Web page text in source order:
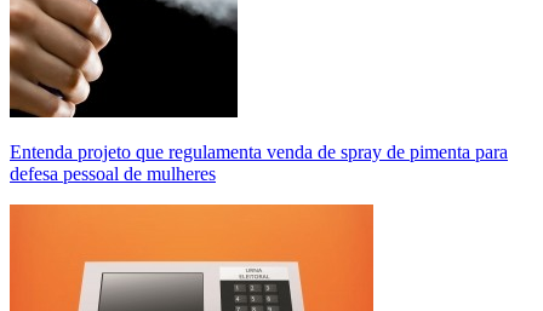
Entenda projeto que regulamenta venda de spray de pimenta para
defesa pessoal de mulheres